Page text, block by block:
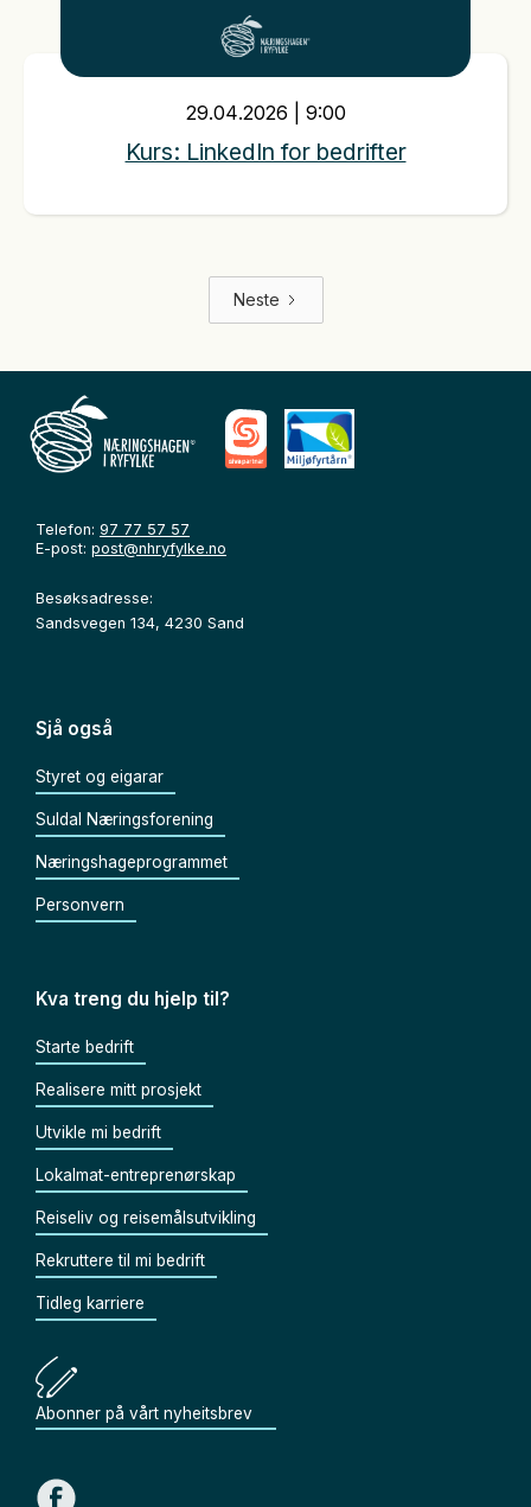
29.04.2026 9:00
Kurs: LinkedIn for bedrifter
Neste
Telefon: 97 77 57 57
E-post: post@nhryfylke.no
Besøksadresse:
Sandsvegen 134, 4230 Sand
Sjå også
Styret og eigarar
Suldal Næringsforening
Næringshageprogrammet
Personvern
Kva treng du hjelp til?
Starte bedrift
Realisere mitt prosjekt
Utvikle mi bedrift
Lokalmat-entreprenørskap
Reiseliv og reisemålsutvikling
Rekruttere til mi bedrift
Tidleg karriere
Abonner på vårt nyheitsbrev